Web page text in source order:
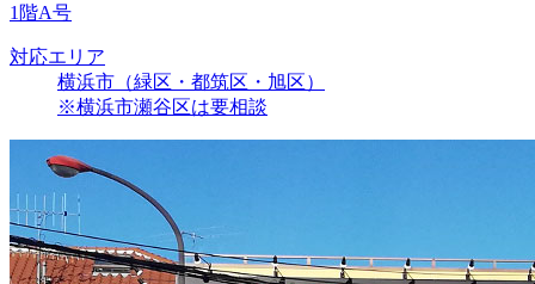
1階A号
対応エリア
横浜市（緑区・都筑区・旭区）
※横浜市瀬谷区は要相談